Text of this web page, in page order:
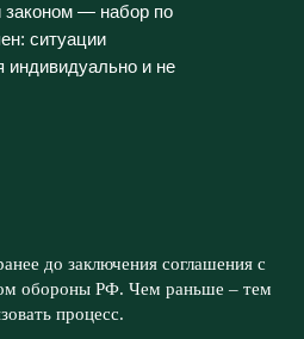
законом — набор по
ситуации
индивидуально и не
до заключения соглашения с
обороны РФ. Чем раньше – тем
процесс.